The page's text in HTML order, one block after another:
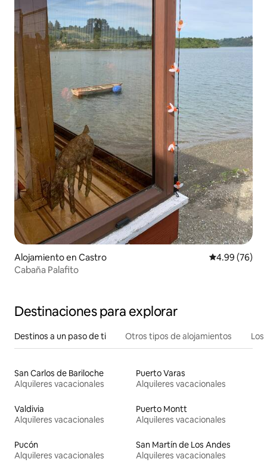
Alojamiento en Castro Calificación
4.99 (76)
Cabaña Palafito
Destinaciones para explorar
Destinos a un paso de ti Otros tipos de alojamientos
San Carlos de Bariloche
Alquileres vacacionales
Puerto Varas
Alquileres vacacionales
Valdivia
Alquileres vacacionales
Puerto Montt
Alquileres vacacionales
Pucón
Alquileres vacacionales
San Martín de Los Andes
Alquileres vacacionales